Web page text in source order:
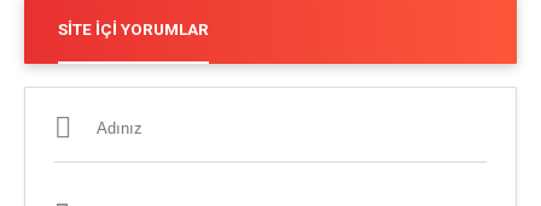
SITE İÇI YORUMLAR